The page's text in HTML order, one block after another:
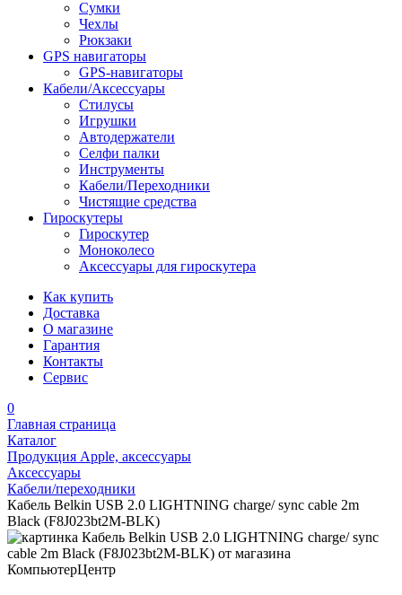
Сумки
Чехлы
Рюкзаки
GPS навигаторы
GPS-навигаторы
Кабели/Аксессуары
Стилусы
Игрушки
Автодержатели
Селфи палки
Инструменты
Кабели/Переходники
Чистящие средства
Гироскутеры
Гироскутер
Моноколесо
Аксессуары для гироскутера
Как купить
Доставка
О магазине
Гарантия
Контакты
Сервис
0
Главная страница
Каталог
Продукция Apple, аксессуары
Аксессуары
Кабели/переходники
Кабель Belkin USB 2.0 LIGHTNING charge/ sync cable 2m
Black (F8J023bt2M-BLK)